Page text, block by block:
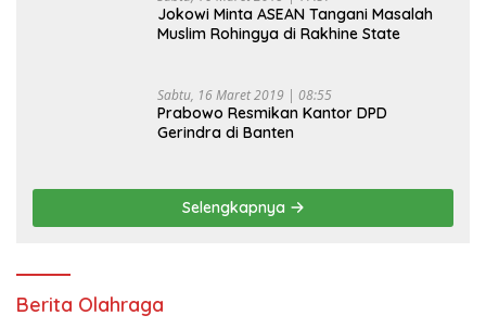
Jokowi Minta ASEAN Tangani Masalah
Muslim Rohingya di Rakhine State
Sabtu, 16 Maret 2019 | 08:55
Prabowo Resmikan Kantor DPD
Gerindra di Banten
Selengkapnya
Berita Olahraga